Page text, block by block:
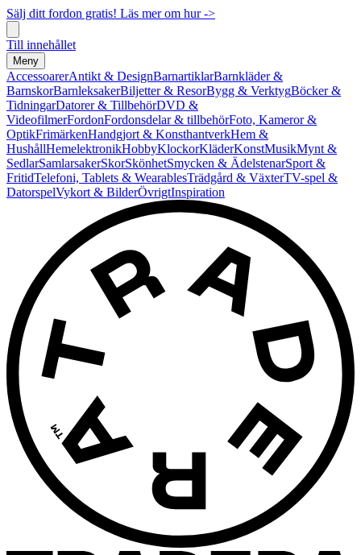
Sälj ditt fordon gratis! Läs mer om hur ->
Till innehållet
Meny
AccessoarerAntikt & DesignBarnartiklarBarnkläder &
BarnskorBarnleksakerBiljetter & ResorBygg & VerktygBöcker &
TidningarDatorer & TillbehörDVD &
VideofilmerFordonFordonsdelar & tillbehörFoto, Kameror &
OptikFrimärkenHandgjort & KonsthantverkHem &
HushållHemelektronikHobbyKlockorKläderKonstMusikMynt &
SedlarSamlarsakerSkorSkönhetSmycken & ÄdelstenarSport &
FritidTelefoni, Tablets & WearablesTrädgård & VäxterTV-spel &
DatorspelVykort & BilderÖvrigtInspiration